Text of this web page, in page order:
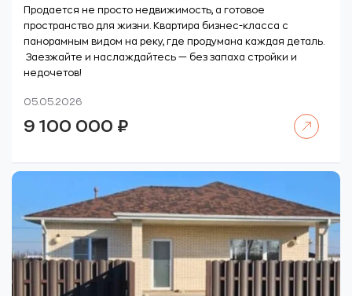
Продается не просто недвижимость, а готовое
пространство для жизни. Квартира бизнес-класса с
панорамным видом на реку, где продумана каждая деталь.
Заезжайте и наслаждайтесь — без запаха стройки и
недочетов!
05.05.2026
9 100 000 ₽